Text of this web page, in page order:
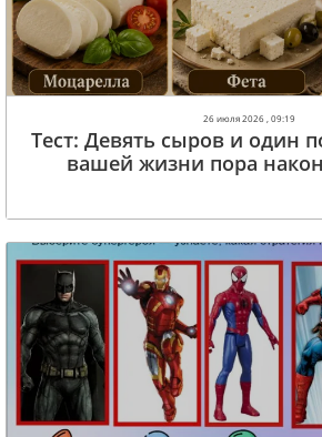
26 июля 2026 , 09:19
Тест: Девять сыров и один
вашей жизни пора